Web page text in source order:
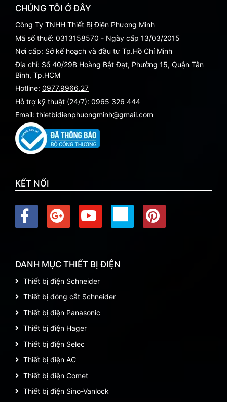
CHÚNG TÔI Ở ĐÂY
Công Ty TNHH Thiết Bị Điện Phương Minh
Mã số thuế: 0313158570 - Ngày cấp 13/03/2015
Nơi cấp: Sở kế hoạch và đầu tư Tp.Hồ Chí Minh
Địa chỉ: Số 40/29B Hoàng Bật Đạt, Phường 15, Quận Tân
Bình, Tp.HCM
Hotline: 0977.9966.27
Hỗ trợ kỹ thuật (24/7): 0965 326 444
Email: thietbidienphuongminh@gmail.com
KẾT NỐI
DANH MỤC THIẾT BỊ ĐIỆN
Thiết bị điện Schneider
Thiết bị đóng cắt Schneider
Thiết bị điện Panasonic
Thiết bị điện Hager
Thiết bị điện Selec
Thiết bị điện AC
Thiết bị điện Comet
Thiết bị điện Sino-Vanlock